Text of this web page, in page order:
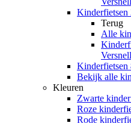
Kinderfietsen
Terug
Alle
Kinderfietsen
Bekijk alle
Kleuren
Zwarte
Roze
Rode